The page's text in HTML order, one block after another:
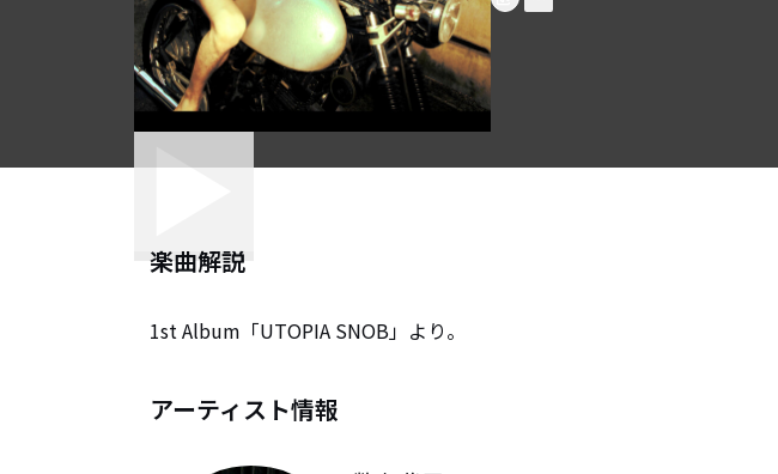
楽曲解説
1st Album「UTOPIA SNOB」より。
アーティスト情報